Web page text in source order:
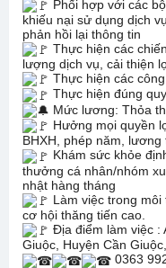
Phối hợp với các
khiếu nại sử dụng dịch
phản hồi lại thông tin
Thực hiện các
lượng dịch vụ, cải thiện
Thực hiện các
Thực hiện đúng
Mức lương: Thỏa
Hưởng mọi quyền
BHXH, phép năm,
Khám sức khỏe
thưởng cá nhân/nhóm
nhật hàng tháng
Làm việc trong
cơ hội thăng tiến cao.
Địa điểm làm việc :
Giuộc, Huyện Cần
0363